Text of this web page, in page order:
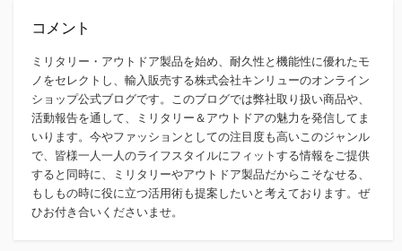
コメント
ミリタリー・アウトドア製品を始め、耐久性と機能性に優れたモ
ノをセレクトし、輸入販売する株式会社キンリューのオンライン
ショップ公式ブログです。このブログでは弊社取り扱い商品や、
活動報告を通して、ミリタリー＆アウトドアの魅力を発信してま
いります。今やファッションとしての注目度も高いこのジャンル
で、皆様一人一人のライフスタイルにフィットする情報をご提供
すると同時に、ミリタリーやアウトドア製品だからこそなせる、
もしもの時に役に立つ活用術も提案したいと考えております。ぜ
ひお付き合いくださいませ。